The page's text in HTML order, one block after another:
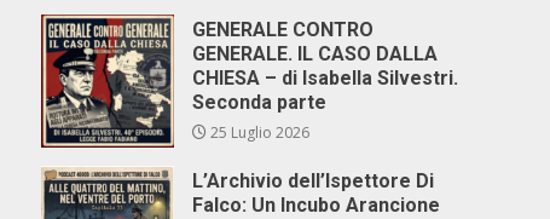
GENERALE CONTRO
GENERALE. IL CASO DALLA
CHIESA – di Isabella Silvestri.
Seconda parte
25 Luglio 2026
L’Archivio dell’Ispettore Di
Falco: Un Incubo Arancione